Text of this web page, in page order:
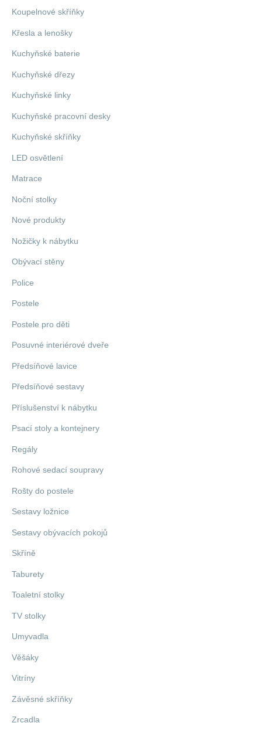
Koupelnové skříňky
Křesla a lenošky
Kuchyňské baterie
Kuchyňské dřezy
Kuchyňské linky
Kuchyňské pracovní desky
Kuchyňské skříňky
LED osvětlení
Matrace
Noční stolky
Nové produkty
Nožičky k nábytku
Obývací stěny
Police
Postele
Postele pro děti
Posuvné interiérové dveře
Předsíňové lavice
Předsíňové sestavy
Příslušenství k nábytku
Psací stoly a kontejnery
Regály
Rohové sedací soupravy
Rošty do postele
Sestavy ložnice
Sestavy obývacích pokojů
Skříně
Taburety
Toaletní stolky
TV stolky
Umyvadla
Věšáky
Vitríny
Závěsné skříňky
Zrcadla